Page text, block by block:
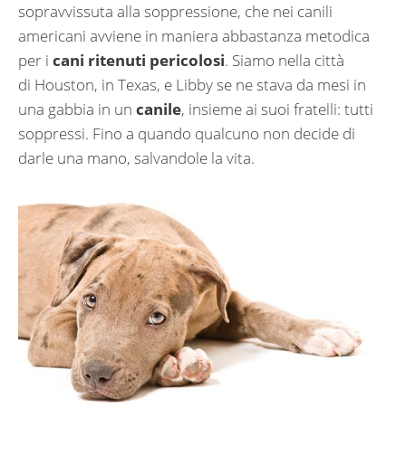
sopravvissuta alla soppressione, che nei canili
americani avviene in maniera abbastanza metodica
per i cani ritenuti pericolosi. Siamo nella città
di Houston, in Texas, e Libby se ne stava da mesi in
una gabbia in un canile, insieme ai suoi fratelli: tutti
soppressi. Fino a quando qualcuno non decide di
darle una mano, salvandole la vita.